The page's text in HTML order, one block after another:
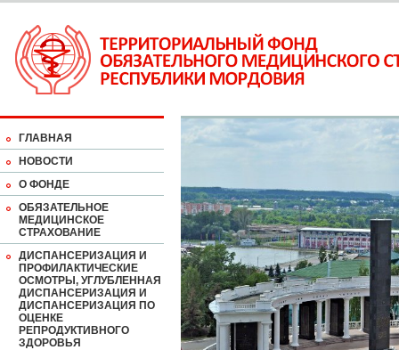
ГЛАВНАЯ
НОВОСТИ
О ФОНДЕ
ОБЯЗАТЕЛЬНОЕ
МЕДИЦИНСКОЕ
СТРАХОВАНИЕ
ДИСПАНСЕРИЗАЦИЯ И
ПРОФИЛАКТИЧЕСКИЕ
ОСМОТРЫ, УГЛУБЛЕННАЯ
ДИСПАНСЕРИЗАЦИЯ И
ДИСПАНСЕРИЗАЦИЯ ПО
ОЦЕНКЕ
РЕПРОДУКТИВНОГО
ЗДОРОВЬЯ